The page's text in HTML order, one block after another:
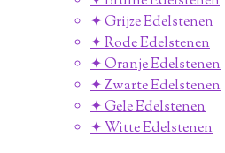
✦ Grijze Edelstenen
✦ Rode Edelstenen
✦ Oranje Edelstenen
✦ Zwarte Edelstenen
✦ Gele Edelstenen
✦ Witte Edelstenen